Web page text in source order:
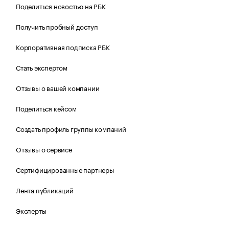
Поделиться новостью на РБК
Получить пробный доступ
Корпоративная подписка РБК
Стать экспертом
Отзывы о вашей компании
Поделиться кейсом
Создать профиль группы компаний
Отзывы о сервисе
Сертифицированные партнеры
Лента публикаций
Эксперты